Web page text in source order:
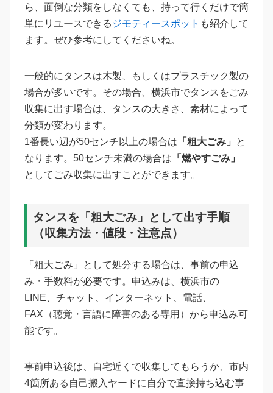
ら、面倒な分類をしなくても、持って行くだけで簡
単にリユースできる ジモティースポット も紹介して
ます。ぜひ参考にしてくださいね。
一般的にタンスは木製、もしくはプラスチック製の
場合が多いです。その場合、横浜市でタンスをごみ
収集に出す場合は、タンスの大きさ、素材によって
分類が変わります。
1番長い辺が50センチ以上の場合は 「粗大ごみ」
と
なります。50センチ未満の場合は 「燃やすごみ」
としてごみ収集に出すことができます。
タンスを「粗大ごみ」として出す手順
（収集方法・値段・注意点）
「粗大ごみ」として処分する場合は、事前の申込
み・手数料が必要です。申込みは、横浜市の
LINE、チャット、インターネット、電話、
FAX（聴覚・言語に障害のある専用）から申込み可
能です。
事前申込後は、自宅近くで収集してもらうか、市内
4箇所ある自己搬入ヤードに自分で直接持ち込む事